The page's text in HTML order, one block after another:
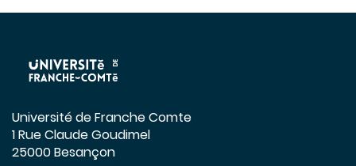
Université de Franche Comte
1 Rue Claude Goudimel
25000 Besançon